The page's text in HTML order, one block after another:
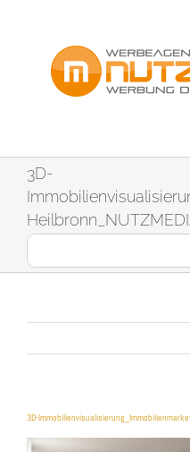
3D-
Suche
nach:
3D-